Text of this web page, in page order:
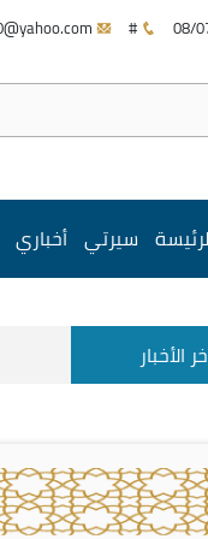
#
سيرتي أخباري
الأخبار